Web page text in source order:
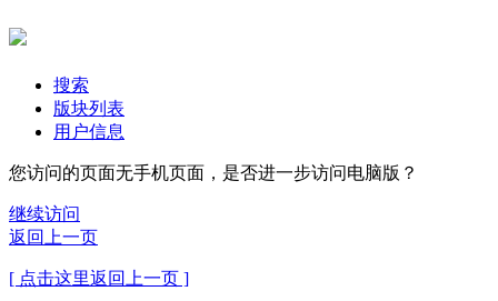
搜索
版块列表
用户信息
您访问的页面无手机页面，是否进一步访问电脑版？
继续访问
返回上一页
[ 点击这里返回上一页 ]